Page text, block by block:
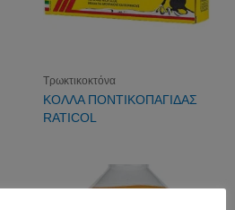
Τρωκτικοκτόνα
ΚΟΛΛΑ ΠΟΝΤΙΚΟΠΑΓΙΔΑΣ
RATICOL